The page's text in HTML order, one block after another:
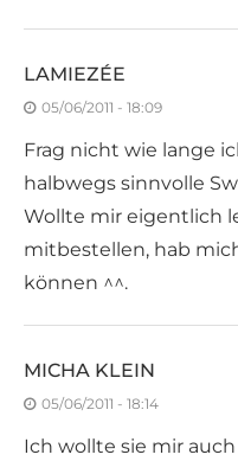
LAMIEZÉE
05/06/2011 - 18:09
Frag nicht wie lange
halbwegs sinnvolle
Wollte mir eigentlich
mitbestellen, hab
können ^^.
MICHA KLEIN
05/06/2011 - 18:14
Ich wollte sie mir